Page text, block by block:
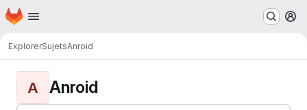
Passer au contenu principal
Page d'accueil
ExplorerSujetsAnroid
A Anroid